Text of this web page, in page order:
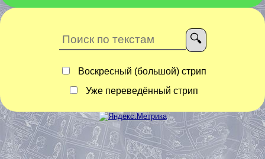
Воскресный (большой) стрип
Уже переведённый стрип